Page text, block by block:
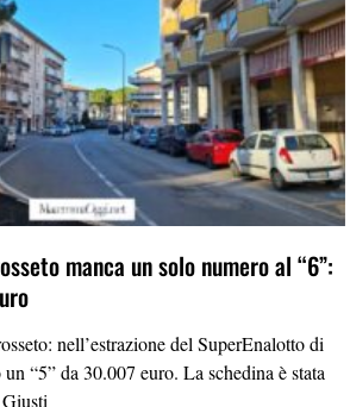
manca un solo numero al “6”:
nell’estrazione del SuperEnalotto di
“5” da 30.007 euro. La schedina è stata